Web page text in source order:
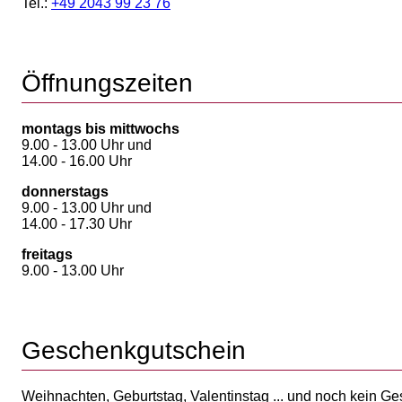
Öffnungszeiten
montags bis mittwochs
9.00 - 13.00 Uhr und
14.00 - 16.00 Uhr
donnerstags
9.00 - 13.00 Uhr und
14.00 - 17.30 Uhr
freitags
9.00 - 13.00 Uhr
Geschenkgutschein
Weihnachten, Geburtstag, Valentinstag ... und noch kein